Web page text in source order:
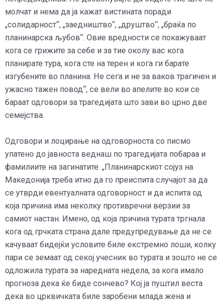
молчат и нема да ја кажат вистината поради
„солидарност“, „заедништво“, „друштво“, „браќа по
планинарска љубов“. Овие вредности се покажуваат
кога се грижите за себе и за тие околу вас кога
планирате тура, кога сте на терен и кога ги барате
изгубените во планина. Не сега и не за ваков трагичен и
ужасно тажен повод“, се вели во апелите во кои се
бараат одговори за трагедијата што зави во црно две
семејства.
Одговори и лоцирање на одговорноста со писмо
упатено до јавноста веднаш по трагедијата побараа и
фамилиите на загинатите. „Планинарскиот сојуз на
Македонија треба итно да го преиспита случајот за да
се утврди евентуалната одговорност и да испита од
која причина има неколку противречни верзии за
самиот настан. Имено, од која причина турата тргнала
кога од грчката страна дале предупредување да не се
качуваат бидејќи условите биле екстремно лоши, колку
пари се земаат од секој учесник во турата и зошто не се
одложила турата за наредната недела, за кога имало
прогноза дека ќе биде сончево? Кој ја пуштил веста
дека во црквичката биле заробени млада жена и